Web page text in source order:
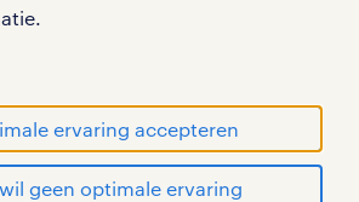
ervaring accepteren
geen optimale ervaring
Randstad N.V.